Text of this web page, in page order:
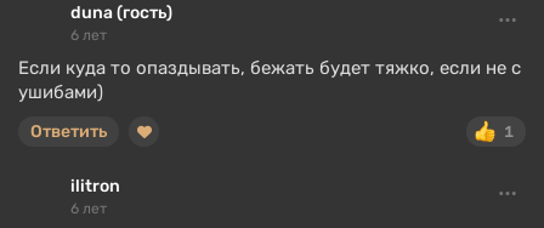
duna (гость)
6 лет
Если куда то опаздывать, бежать будет тяжко, если не с
ушибами)
1
Ответить
ilitron
6 лет